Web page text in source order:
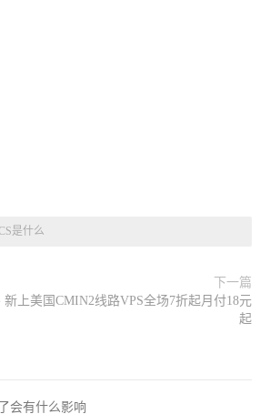
是什么
下一篇
上美国CMIN2线路VPS全场7折起月付18元
起
会有什么影响